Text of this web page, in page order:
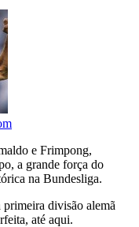
e Frimpong,
a grande força do
na Bundesliga.
divisão alemã
até aqui.